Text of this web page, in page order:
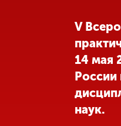
Другие виды
Студенческая
V
14 мая
России
наук.